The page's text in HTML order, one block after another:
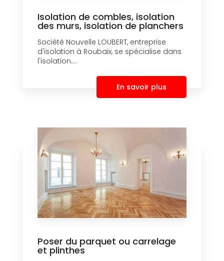
Isolation de combles, isolation
des murs, isolation de planchers
Société Nouvelle LOUBERT, entreprise
d'isolation à Roubaix, se spécialise dans
l'isolation....
En savoir plus
Poser du parquet ou carrelage
et plinthes